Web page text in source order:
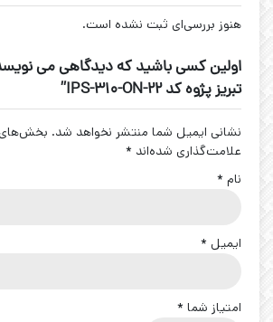
هنوز بررسی‌ای ثبت نشده است.
اولین کسی باشید که دیدگاهی می
تبریز پژوه کد IPS-310-ON-22”
نشانی ایمیل شما منتشر نخواهد شد. بخش‌های
علامت‌گذاری شده‌اند *
نام *
ایمیل *
امتیاز شما *